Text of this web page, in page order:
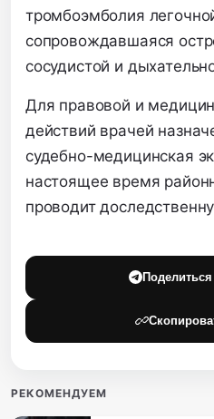
тромбоэмболия
сопровождавшаяся
сосудистой и
Для правовой и
действий врачей
судебно-медицинская
настоящее время
проводит
РЕКОМЕНДУЕМ